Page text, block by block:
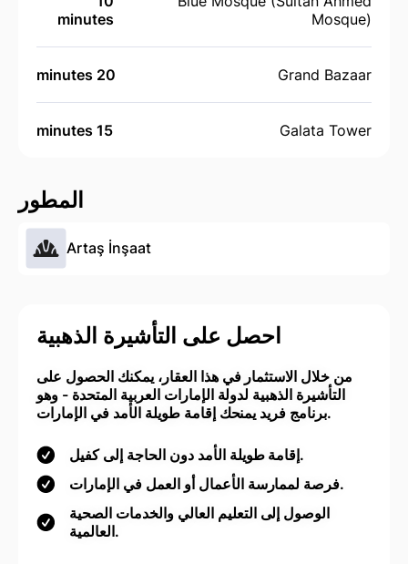
Mosque)
minutes
Grand Bazaar
20 minutes
Galata Tower
15 minutes
المطور
Artaş İnşaat
احصل على التأشيرة الذهبية
من خلال الاستثمار في هذا العقار، يمكنك الحصول على
التأشيرة الذهبية لدولة الإمارات العربية المتحدة - وهو
برنامج فريد يمنحك إقامة طويلة الأمد في الإمارات.
إقامة طويلة الأمد دون الحاجة إلى كفيل.
فرصة لممارسة الأعمال أو العمل في الإمارات.
الوصول إلى التعليم العالي والخدمات الصحية
العالمية.